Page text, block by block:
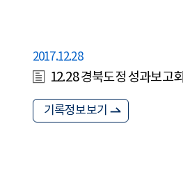
2017.12.28
12.28 경북도정 성과보고회
기록정보보기